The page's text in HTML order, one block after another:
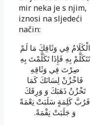
mir neka je s njim,
iznosi na sljedeći
način:
الْكَلَامُ فِي وَثَاقِكَ مَا لَمْ
تَتَكَلَّمْ بِهِ فَإِذَا تَكَلَّمْتَ بِهِ
صِرْتَ فِي وَثَاقِهِ
فَاخْزُنْ لِسَانَكَ كَمَا
تَخْزُنُ ذَهَبَكَ وَ وَرِقَكَ
فَرُبَّ كَلِمَةٍ سَلَبَتْ نِعْمَةً
وَ جَلَبَتْ نِقْمَةً.